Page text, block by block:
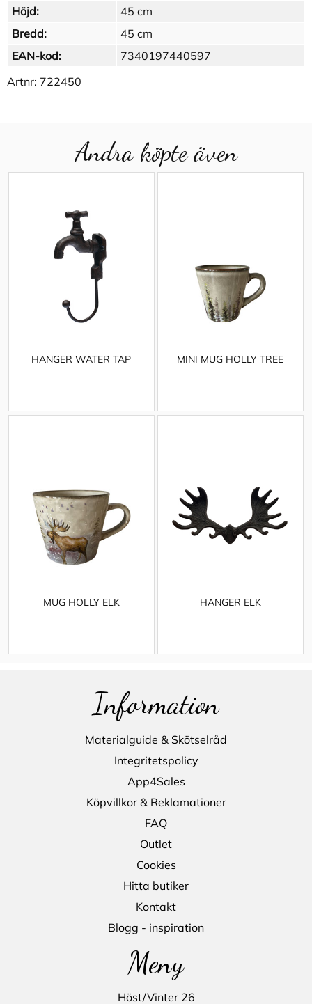
Höjd:
45 cm
Bredd:
45 cm
EAN-kod:
7340197440597
Artnr: 722450
Andra köpte även
HANGER WATER TAP MINI MUG HOLLY TREE
MUG HOLLY ELK HANGER ELK
Information
Materialguide & Skötselråd
Integritetspolicy
App4Sales
Köpvillkor & Reklamationer
FAQ
Outlet
Cookies
Hitta butiker
Kontakt
Blogg - inspiration
Meny
Höst/Vinter 26